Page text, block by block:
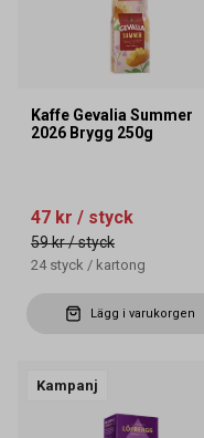
Kaffe Gevalia Summer
2026 Brygg 250g
47 kr / styck
59 kr/ styck
24 styck / kartong
Lägg i varukorgen
Kampanj